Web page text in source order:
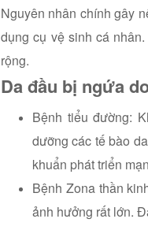
Nguyên nhân chính gây
dụng cụ vệ sinh cá
rộng.
Da đầu bị ngứa
Bệnh tiểu đường:
dưỡng các tế bào
khuẩn phát triển
Bệnh Zona thần
ảnh hưởng rất lớn.